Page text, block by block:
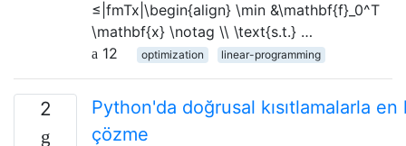
≤|fmTx|\begin{align} \min &\mathbf{f}_0^T
\mathbf{x} \notag \\ \text{s.t.} …
12
optimization linear-programming
2
Python'da doğrusal kısıtlamalarla
çözme